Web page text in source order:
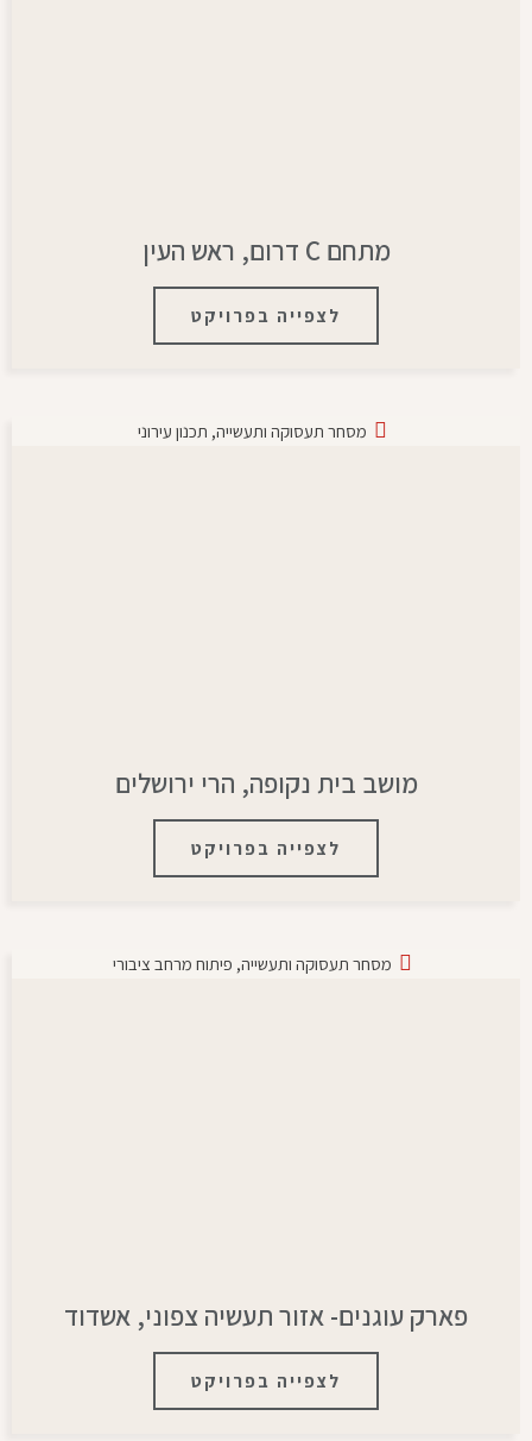
מתחם C דרום, ראש העין
לצפייה בפרויקט
מסחר תעסוקה ותעשייה, תכנון עירוני
מושב בית נקופה, הרי ירושלים
לצפייה בפרויקט
מסחר תעסוקה ותעשייה, פיתוח מרחב ציבורי
פארק עוגנים- אזור תעשיה צפוני, אשדוד
לצפייה בפרויקט